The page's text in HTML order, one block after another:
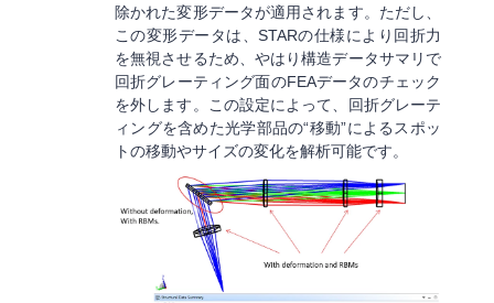
除かれた変形データが適用されます。ただし、
この変形データは、STARの仕様により回折力
を無視させるため、やはり構造データサマリで
回折グレーティング面のFEAデータのチェック
を外します。この設定によって、回折グレーテ
ィングを含めた光学部品の“移動”によるスポッ
トの移動やサイズの変化を解析可能です。